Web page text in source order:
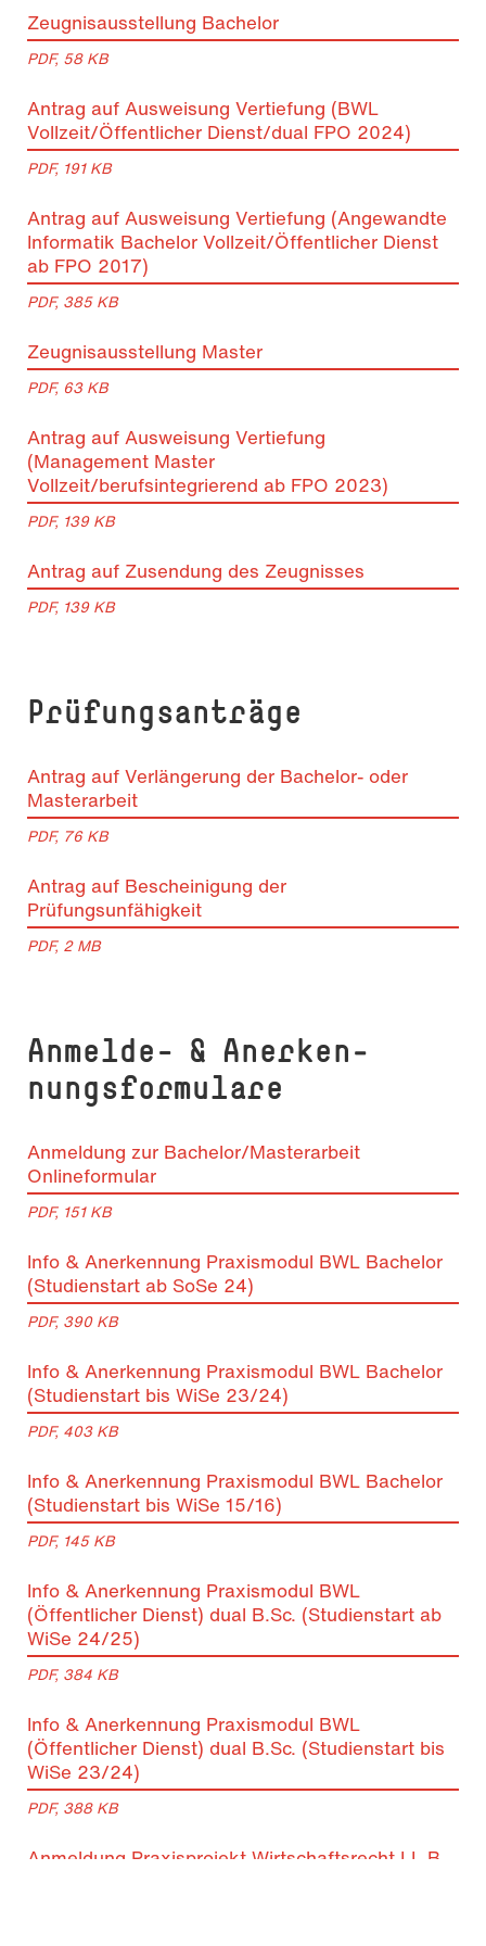
Zeugnisausstellung Bachelor
PDF, 58 KB
Antrag auf Ausweisung Vertiefung (BWL
Vollzeit/Öffentlicher Dienst/dual FPO 2024)
PDF, 191 KB
Antrag auf Ausweisung Vertiefung (Angewandte
Informatik Bachelor Vollzeit/Öffentlicher Dienst
ab FPO 2017)
PDF, 385 KB
Zeugnisausstellung Master
PDF, 63 KB
Antrag auf Ausweisung Vertiefung
(Management Master
Vollzeit/berufsintegrierend ab FPO 2023)
PDF, 139 KB
Antrag auf Zusendung des Zeugnisses
PDF, 139 KB
Prüfungsanträge
Antrag auf Verlängerung der Bachelor- oder
Masterarbeit
PDF, 76 KB
Antrag auf Bescheinigung der
Prüfungsunfähigkeit
PDF, 2 MB
Anmelde- & An­er­ken­
nungsformulare
Anmeldung zur Bachelor/Masterarbeit
Onlineformular
PDF, 151 KB
Info & Anerkennung Praxismodul BWL Bachelor
(Studienstart ab SoSe 24)
PDF, 390 KB
Info & Anerkennung Praxismodul BWL Bachelor
(Studienstart bis WiSe 23/24)
PDF, 403 KB
Info & Anerkennung Praxismodul BWL Bachelor
(Studienstart bis WiSe 15/16)
PDF, 145 KB
Info & Anerkennung Praxismodul BWL
(Öffentlicher Dienst) dual B.Sc. (Studienstart ab
WiSe 24/25)
PDF, 384 KB
Info & Anerkennung Praxismodul BWL
(Öffentlicher Dienst) dual B.Sc. (Studienstart bis
WiSe 23/24)
PDF, 388 KB
Anmeldung Praxisprojekt Wirtschaftsrecht LL.B.